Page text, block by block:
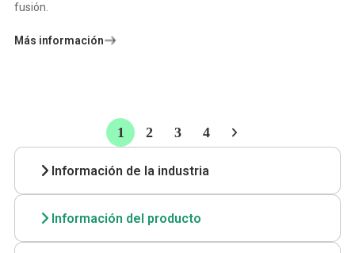
fusión.
Más información
1 2 3 4
Información de la industria
Información del producto